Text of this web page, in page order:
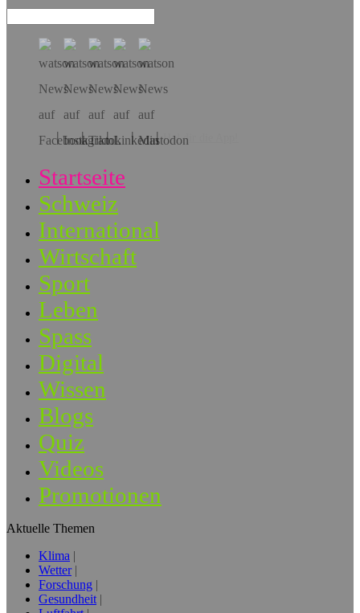
Hol dir die App!
Startseite
Schweiz
International
Wirtschaft
Sport
Leben
Spass
Digital
Wissen
Blogs
Quiz
Videos
Promotionen
Aktuelle Themen
Klima
Wetter
Forschung
Gesundheit